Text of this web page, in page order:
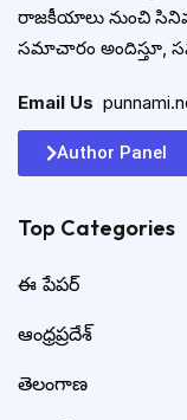
రాజకీయాలు నుంచి
సమాచారం అందిస్తూ,
Email Us
Author Panel
Top Categories​
ఈ పేపర్
ఆంధ్రప్రదేశ్
తెలంగాణ